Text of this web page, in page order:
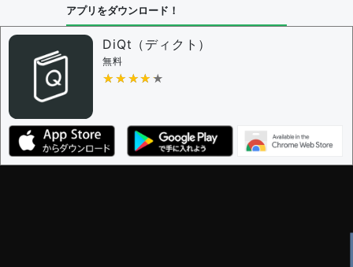
問題の編集権限を持つユーザー -すべてのユーザー
審査に対する投票権限を持つユーザー -
決定に必要な投票数 -
編集ガイドライン
アプリをダウンロード！
DiQt（ディクト）
無料
★★★★★
★★★★★